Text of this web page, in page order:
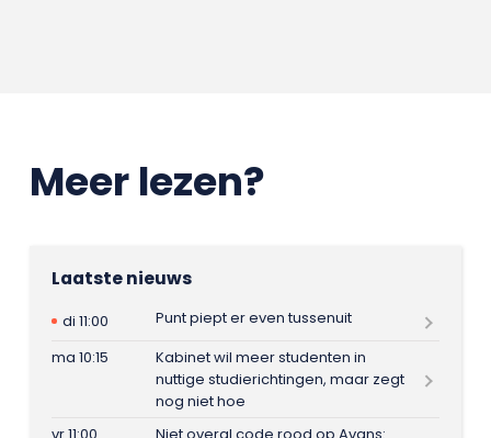
Meer lezen?
Laatste nieuws
di 11:00
Punt piept er even tussenuit
ma 10:15
Kabinet wil meer studenten in
nuttige studierichtingen, maar zegt
nog niet hoe
vr 11:00
Niet overal code rood op Avans: